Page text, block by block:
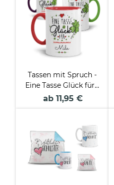
Tassen mit Spruch -
Eine Tasse Glück für -
mit Name beschriften
ab 11,95 €